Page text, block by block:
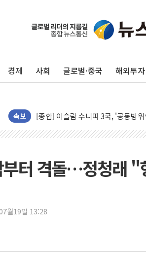
경제 사회 글로벌·중국 해외투자
속보
유럽증시, 美 고용 예상 밖 부진에
미 연준 매파 기세 꺾이나…고용 감
트럼프, 백신·자폐증 행정명령 검
美 항소법원, 백악관 무도회장 공
美 고용 쇼크에 엔화 장중 급등…시
[AI MY 뉴스] 뉴욕 반도체주 프리뷰
뉴욕증시 프리뷰, 美 고용 쇼크에
뉴욕증시 개장 전 특징주...아틀
보훈부, 미 DPAA와 MOU… "6·25
터 격돌…정청래 "
월19일 13:28